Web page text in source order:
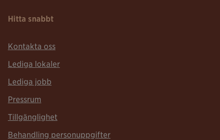
Hitta snabbt
Kontakta oss
Lediga lokaler
Lediga jobb
Pressrum
Tillgänglighet
Behandling personuppgifter